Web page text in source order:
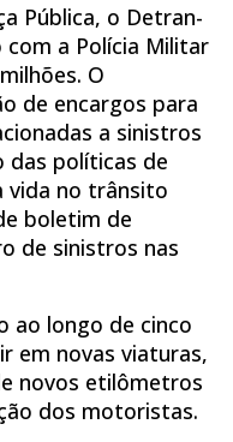
Pública, o Detran-
com a Polícia Militar
O
de encargos para
a sinistros
das políticas de
vida no trânsito
boletim de
de sinistros nas
ao longo de cinco
em novas viaturas,
novos etilômetros
dos motoristas.